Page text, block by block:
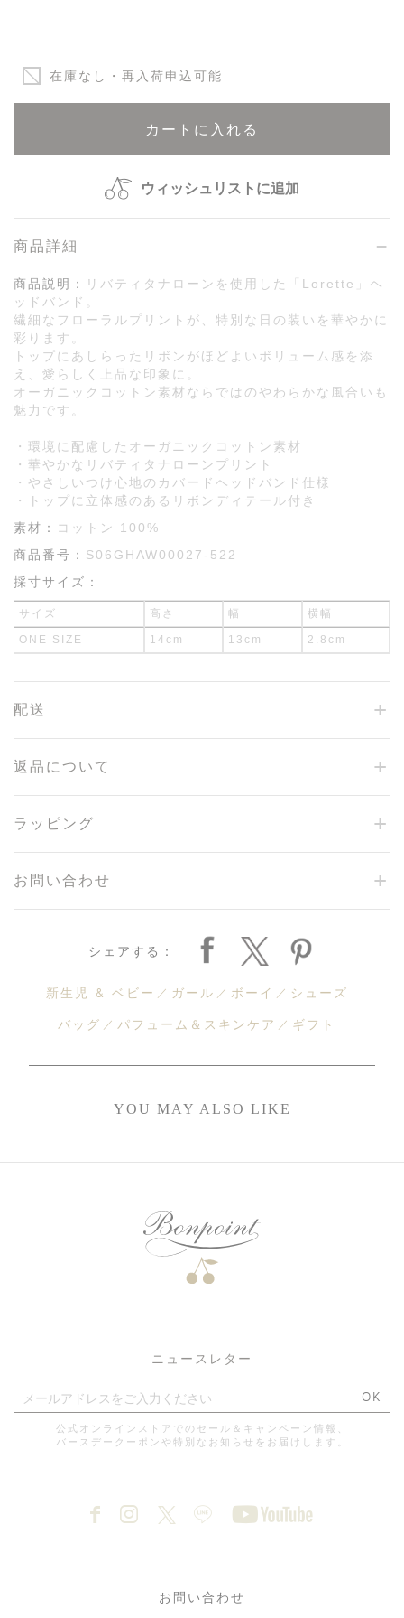
在庫なし・再入荷申込可能
カートに入れる
ウィッシュリストに追加
商品詳細
商品説明：
リバティタナローンを使用した「Lorette」ヘ
ッドバンド。
繊細なフローラルプリントが、特別な日の装いを華やかに
彩ります。
トップにあしらったリボンがほどよいボリューム感を添
え、愛らしく上品な印象に。
オーガニックコットン素材ならではのやわらかな風合いも
魅力です。
・環境に配慮したオーガニックコットン素材
・華やかなリバティタナローンプリント
・やさしいつけ心地のカバードヘッドバンド仕様
・トップに立体感のあるリボンディテール付き
素材：
コットン 100%
商品番号： S06GHAW00027-522
採寸サイズ：
サイズ 高さ 幅 横幅
ONE SIZE 14cm 13cm 2.8cm
配送
返品について
ラッピング
お問い合わせ
シェアする：
新生児 & ベビー ガール ボーイ シューズ
バッグ パフューム＆スキンケア ギフト
YOU MAY ALSO LIKE
お問い合わせ
ニュースレター
OK
公式オンラインストアでのセール＆キャンペーン情報、
バースデークーポンや特別なお知らせをお届けします。